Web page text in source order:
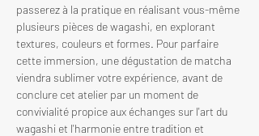
passerez à la pratique en réalisant vous-même
plusieurs pièces de wagashi, en explorant
textures, couleurs et formes. Pour parfaire
cette immersion, une dégustation de matcha
viendra sublimer votre expérience, avant de
conclure cet atelier par un moment de
convivialité propice aux échanges sur l'art du
wagashi et l'harmonie entre tradition et